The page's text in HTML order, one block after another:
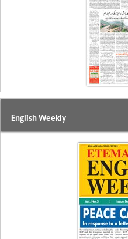
English Weekly